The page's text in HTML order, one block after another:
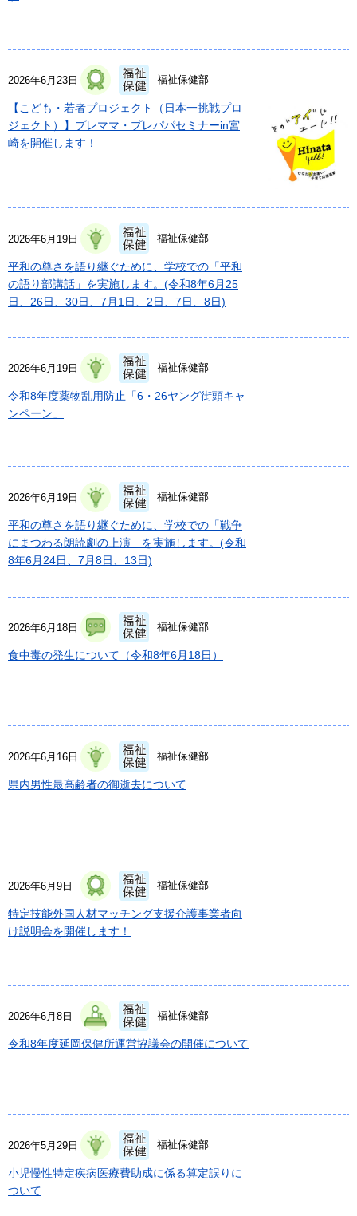
2026年6月23日 福祉保健部
【こども・若者プロジェクト（日本一挑戦プロ
ジェクト）】プレママ・プレパパセミナーin宮
崎を開催します！
2026年6月19日 福祉保健部
平和の尊さを語り継ぐために、学校での「平和
の語り部講話」を実施します。(令和8年6月25
日、26日、30日、7月1日、2日、7日、8日)
2026年6月19日 福祉保健部
令和8年度薬物乱用防止「6・26ヤング街頭キャ
ンペーン」
2026年6月19日 福祉保健部
平和の尊さを語り継ぐために、学校での「戦争
にまつわる朗読劇の上演」を実施します。(令和
8年6月24日、7月8日、13日)
2026年6月18日 福祉保健部
食中毒の発生について（令和8年6月18日）
2026年6月16日 福祉保健部
県内男性最高齢者の御逝去について
2026年6月9日 福祉保健部
特定技能外国人材マッチング支援介護事業者向
け説明会を開催します！
2026年6月8日 福祉保健部
令和8年度延岡保健所運営協議会の開催について
2026年5月29日 福祉保健部
小児慢性特定疾病医療費助成に係る算定誤りに
ついて